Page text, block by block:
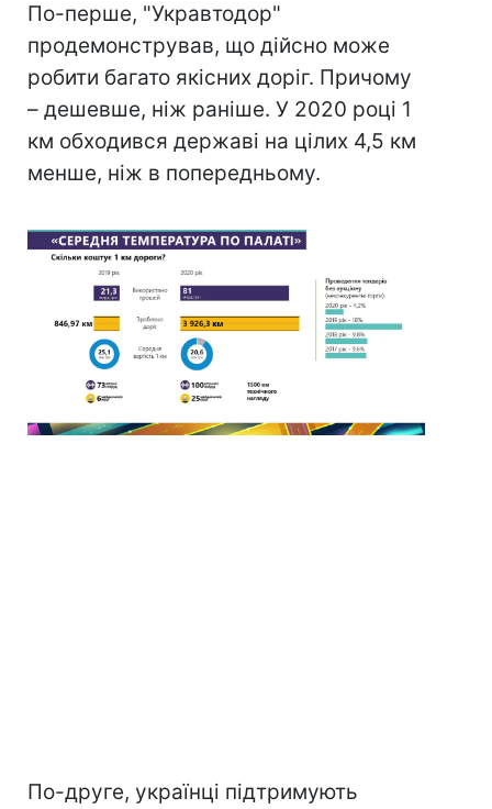
По-перше, "Укравтодор"
продемонстрував, що дійсно може
робити багато якісних доріг. Причому
– дешевше, ніж раніше. У 2020 році 1
км обходився державі на цілих 4,5 км
менше, ніж в попередньому.
По-друге, українці підтримують